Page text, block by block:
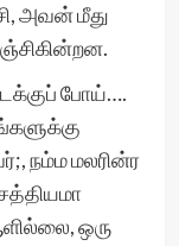
அவன் மீது
போய்….
நம்ம மலரின்ர
ஒரு